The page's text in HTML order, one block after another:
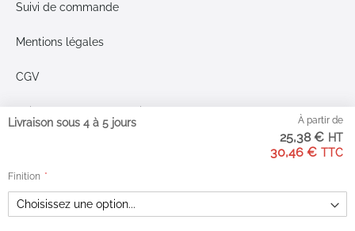
À partir de
30,46 €
25,38 €
Livraison sous 4 à 5 jours
Finition
Suivi de commande
Mentions légales
CGV
Plan du site
Moyens de paiement